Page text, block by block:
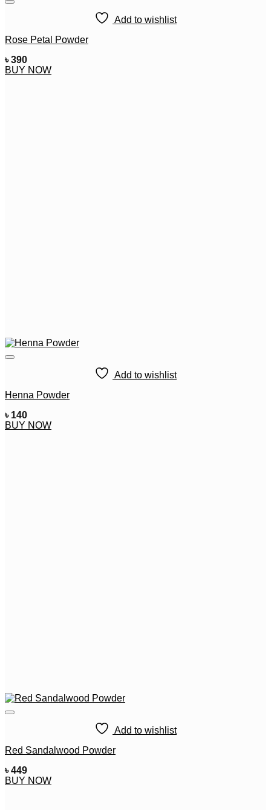
Add to wishlist
Rose Petal Powder
৳390
BUY NOW
Add to wishlist
Henna Powder
৳140
BUY NOW
Add to wishlist
Red Sandalwood Powder
৳449
BUY NOW